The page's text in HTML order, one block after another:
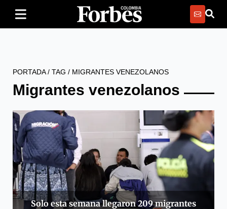
PORTADA/ TAG / MIGRANTES VENEZOLANOS
Migrantes venezolanos
Solo esta semana llegaron 209 migrantes